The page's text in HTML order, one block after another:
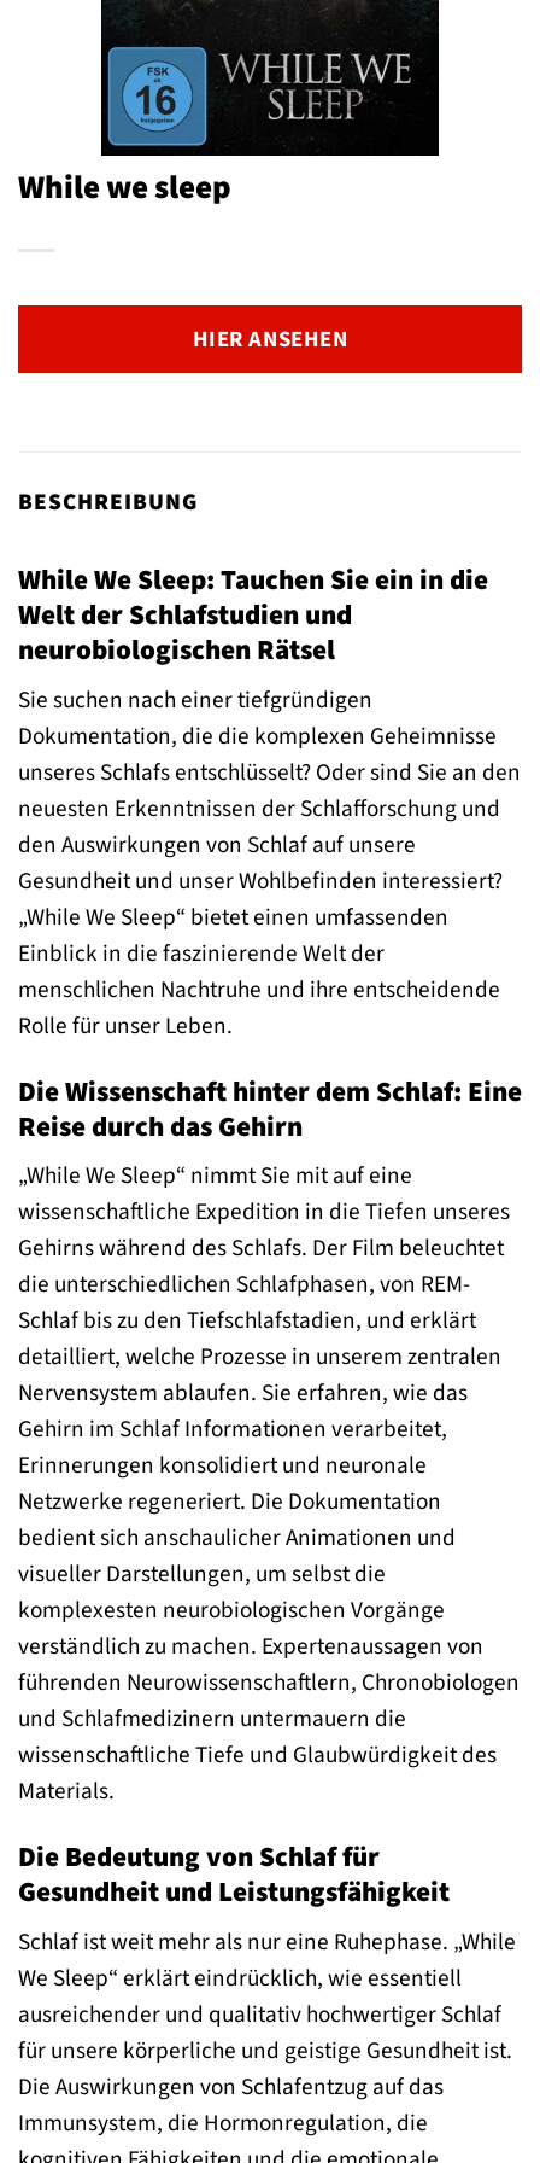
While we sleep
HIER ANSEHEN
BESCHREIBUNG
While We Sleep: Tauchen Sie ein in die
Welt der Schlafstudien und
neurobiologischen Rätsel
Sie suchen nach einer tiefgründigen
Dokumentation, die die komplexen Geheimnisse
unseres Schlafs entschlüsselt? Oder sind Sie an den
neuesten Erkenntnissen der Schlafforschung und
den Auswirkungen von Schlaf auf unsere
Gesundheit und unser Wohlbefinden interessiert?
„While We Sleep“ bietet einen umfassenden
Einblick in die faszinierende Welt der
menschlichen Nachtruhe und ihre entscheidende
Rolle für unser Leben.
Die Wissenschaft hinter dem Schlaf: Eine
Reise durch das Gehirn
„While We Sleep“ nimmt Sie mit auf eine
wissenschaftliche Expedition in die Tiefen unseres
Gehirns während des Schlafs. Der Film beleuchtet
die unterschiedlichen Schlafphasen, von REM-
Schlaf bis zu den Tiefschlafstadien, und erklärt
detailliert, welche Prozesse in unserem zentralen
Nervensystem ablaufen. Sie erfahren, wie das
Gehirn im Schlaf Informationen verarbeitet,
Erinnerungen konsolidiert und neuronale
Netzwerke regeneriert. Die Dokumentation
bedient sich anschaulicher Animationen und
visueller Darstellungen, um selbst die
komplexesten neurobiologischen Vorgänge
verständlich zu machen. Expertenaussagen von
führenden Neurowissenschaftlern, Chronobiologen
und Schlafmedizinern untermauern die
wissenschaftliche Tiefe und Glaubwürdigkeit des
Materials.
Die Bedeutung von Schlaf für
Gesundheit und Leistungsfähigkeit
Schlaf ist weit mehr als nur eine Ruhephase. „While
We Sleep“ erklärt eindrücklich, wie essentiell
ausreichender und qualitativ hochwertiger Schlaf
für unsere körperliche und geistige Gesundheit ist.
Die Auswirkungen von Schlafentzug auf das
Immunsystem, die Hormonregulation, die